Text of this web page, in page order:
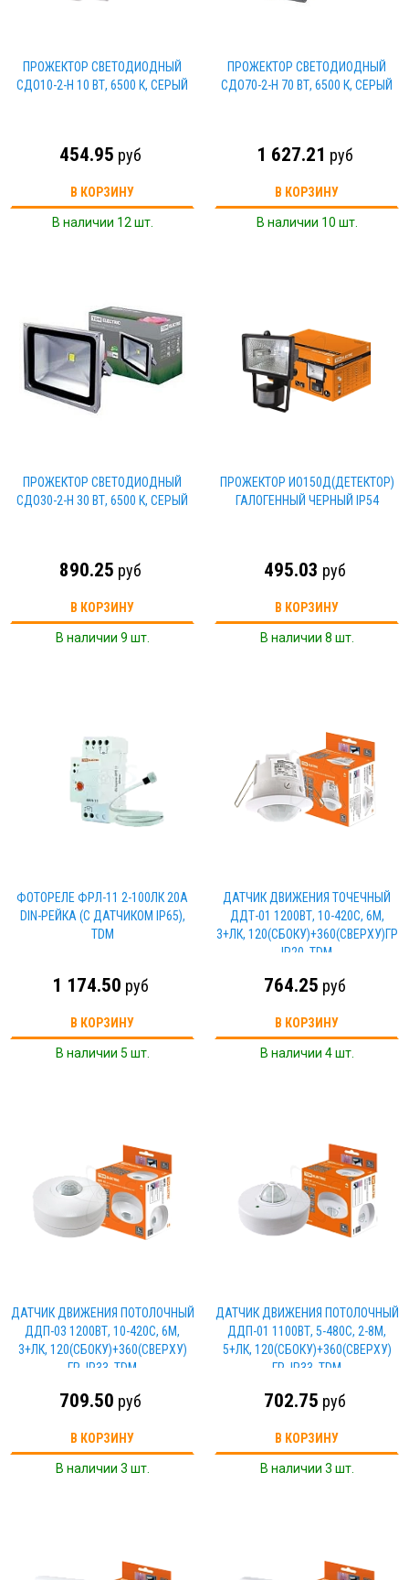
ПРОЖЕКТОР СВЕТОДИОДНЫЙ
СДО10-2-Н 10 ВТ, 6500 К, СЕРЫЙ
454.95 руб
В КОРЗИНУ
В наличии 12 шт.
ПРОЖЕКТОР СВЕТОДИОДНЫЙ
СДО70-2-Н 70 ВТ, 6500 К, СЕРЫЙ
1 627.21 руб
В КОРЗИНУ
В наличии 10 шт.
ПРОЖЕКТОР СВЕТОДИОДНЫЙ
СДО30-2-Н 30 ВТ, 6500 К, СЕРЫЙ
890.25 руб
В КОРЗИНУ
В наличии 9 шт.
ПРОЖЕКТОР ИО150Д(ДЕТЕКТОР)
ГАЛОГЕННЫЙ ЧЕРНЫЙ IP54
495.03 руб
В КОРЗИНУ
В наличии 8 шт.
ФОТОРЕЛЕ ФРЛ-11 2-100ЛК 20А
DIN-РЕЙКА (С ДАТЧИКОМ IP65),
TDM
1 174.50 руб
В КОРЗИНУ
В наличии 5 шт.
ДАТЧИК ДВИЖЕНИЯ ТОЧЕЧНЫЙ
ДДТ-01 1200ВТ, 10-420С, 6М,
3+ЛК, 120(СБОКУ)+360(СВЕРХУ)ГР
IP20, TDM
764.25 руб
В КОРЗИНУ
В наличии 4 шт.
ДАТЧИК ДВИЖЕНИЯ ПОТОЛОЧНЫЙ
ДДП-03 1200ВТ, 10-420С, 6М,
3+ЛК, 120(СБОКУ)+360(СВЕРХУ)
ГР, IP33, TDM
709.50 руб
В КОРЗИНУ
В наличии 3 шт.
ДАТЧИК ДВИЖЕНИЯ ПОТОЛОЧНЫЙ
ДДП-01 1100ВТ, 5-480С, 2-8М,
5+ЛК, 120(СБОКУ)+360(СВЕРХУ)
ГР, IP33, TDM
702.75 руб
В КОРЗИНУ
В наличии 3 шт.